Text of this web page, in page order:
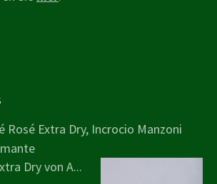
Rosé Extra Dry, Incrocio Manzoni
Dry von A...